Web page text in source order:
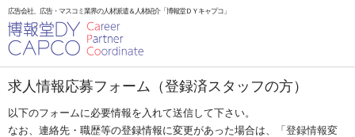
広告会社、広告・マスコミ業界の人材派遣＆人材紹介「博報堂ＤＹキャプコ」
求人情報応募フォーム（登録済スタッフの方）
以下のフォームに必要情報を入れて送信して下さい。
なお、連絡先・職歴等の登録情報に変更があった場合は、「登録情報変